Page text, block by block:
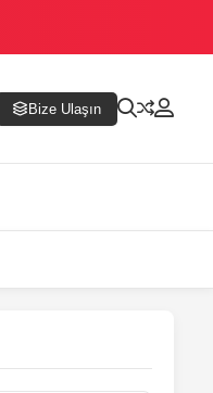
Bize Ulaşın